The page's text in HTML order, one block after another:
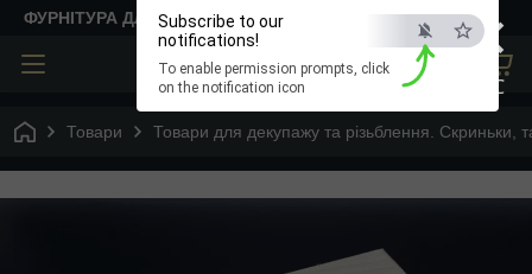
×
ESC
Subscribe to our
notifications!
To enable permission prompts, click
on the notification icon
ФУРНІТУРА ДЛЯ ТВОРЧОСТІ
Товари Товари для декупажу та різьблення. Скриньки,